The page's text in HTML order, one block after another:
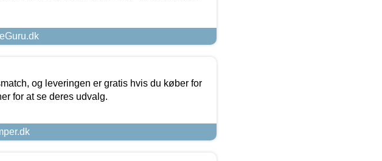
og leveringen er gratis hvis du køber for
for at se deres udvalg.